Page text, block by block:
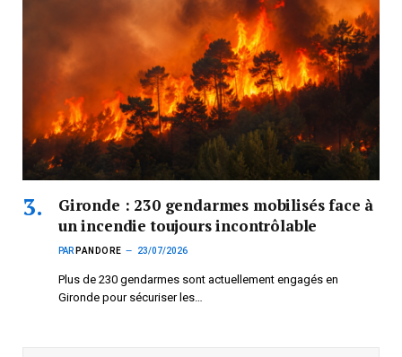
Gironde : 230 gendarmes mobilisés face à
un incendie toujours incontrôlable
PAR PANDORE 23/07/2026
Plus de 230 gendarmes sont actuellement engagés en
Gironde pour sécuriser les…